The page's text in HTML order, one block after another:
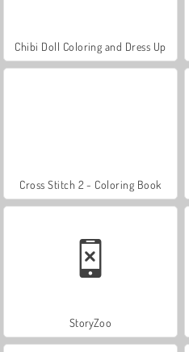
Chibi Doll Coloring and Dress Up
Cross Stitch 2 - Coloring Book
StoryZoo